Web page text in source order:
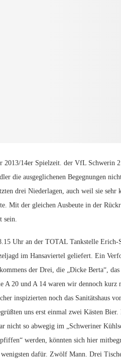
2013/14er Spielzeit. der VfL Schwerin
die ausgeglichenen Begegnungen
drei Niederlagen, auch weil sie sehr
Mit der gleichen Ausbeute in der
Uhr an der TOTAL Tankstelle Erich-
im Hansaviertel geliefert. Ein
der Drei, die „Dicke Berta“, das
A 20 und A 14 waren wir dennoch kurz
inspizierten noch das Sanitätshaus
uns erst einmal zwei Kästen Bier.
nicht so abwegig im „Schweriner
werden, könnten sich hier
dafür. Zwölf Mann. Drei